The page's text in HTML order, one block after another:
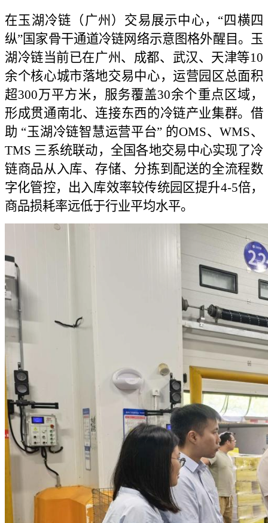
在玉湖冷链（广州）交易展示中心，“四横四
纵”国家骨干通道冷链网络示意图格外醒目。玉
湖冷链当前已在广州、成都、武汉、天津等10
余个核心城市落地交易中心，运营园区总面积
超300万平方米，服务覆盖30余个重点区域，
形成贯通南北、连接东西的冷链产业集群。借
助 “玉湖冷链智慧运营平台” 的OMS、WMS、
TMS 三系统联动，全国各地交易中心实现了冷
链商品从入库、存储、分拣到配送的全流程数
字化管控，出入库效率较传统园区提升4-5倍，
商品损耗率远低于行业平均水平。